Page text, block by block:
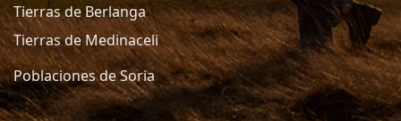
Tierras de Berlanga
Tierras de Medinaceli
Poblaciones de Soria